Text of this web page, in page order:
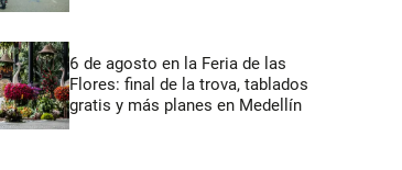
6 de agosto en la Feria de las
Flores: final de la trova, tablados
gratis y más planes en Medellín